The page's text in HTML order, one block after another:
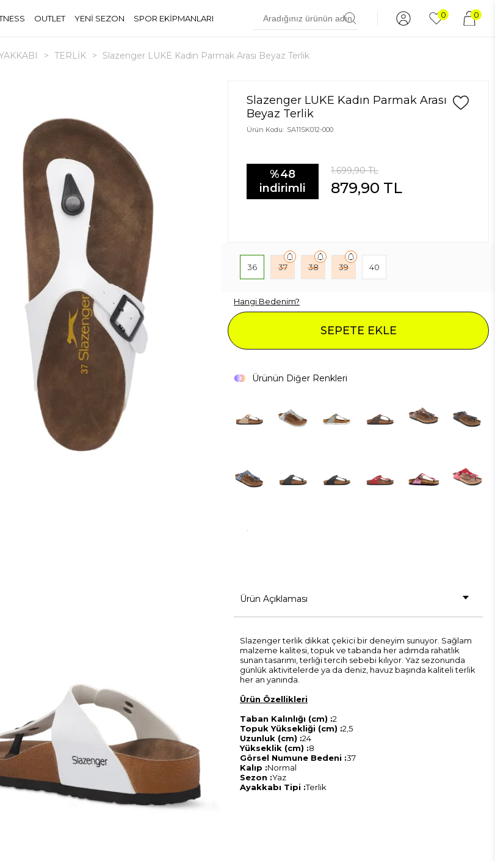
OUTLET YENİ SEZON SPOR EKİPMANLARI 0 0
> TERLİK > Slazenger LUKE Kadın Parmak Arası Beyaz Terlik
Slazenger LUKE Kadın Parmak Arası
Beyaz Terlik
Ürün Kodu: SA11SK012-000
%48
indirimli
1.699,90TL
879,90 TL
36 37 38 39 40
Hangi Bedenim?
SEPETE EKLE
Ürünün Diğer Renkleri
Ürün Açıklaması
Slazenger terlik dikkat çekici bir deneyim sunuyor. Sağlam
malzeme kalitesi, topuk ve tabanda her adımda rahatlık
sunan tasarımı, terliği tercih sebebi kılıyor. Yaz sezonunda
günlük aktivitelerde ya da deniz, havuz başında kaliteli terlik
her an yanında.
Ürün Özellikleri
Taban Kalınlığı (cm) :2
Topuk Yüksekliği (cm) :2,5
Uzunluk (cm) :24
Yükseklik (cm) :8
Görsel Numune Bedeni :37
Kalıp :Normal
Sezon :Yaz
Ayakkabı Tipi :Terlik